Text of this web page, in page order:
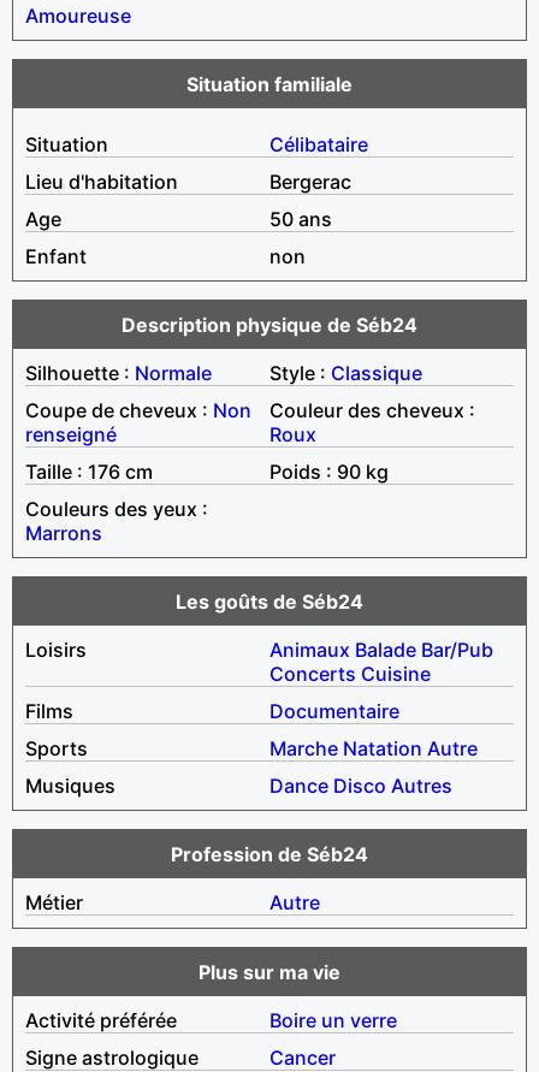
Amoureuse
Situation familiale
Situation
Célibataire
Lieu d'habitation
Bergerac
Age
50 ans
Enfant
non
Description physique de Séb24
Silhouette : Normale Style : Classique
Coupe de cheveux : Non
renseigné
Couleur des cheveux :
Roux
Taille : 176 cm
Poids : 90 kg
Couleurs des yeux :
Marrons
Les goûts de Séb24
Loisirs
Animaux Balade Bar/Pub
Concerts Cuisine
Films
Documentaire
Sports
Marche Natation Autre
Musiques
Dance Disco Autres
Profession de Séb24
Métier
Autre
Plus sur ma vie
Activité préférée
Boire un verre
Signe astrologique
Cancer